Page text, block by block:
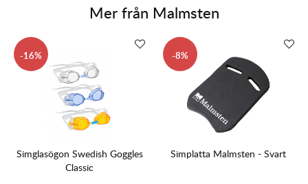
Mer från Malmsten
16
Simglasögon Swedish Goggles
Classic
8
Simplatta Malmsten - Svart